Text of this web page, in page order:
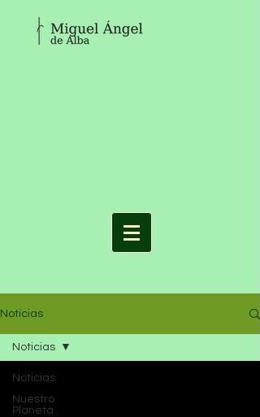
Noticias
Noticias
Nuestro
Planeta
Noticias